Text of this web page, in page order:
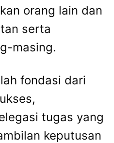
orang lain dan
serta
masing.
fondasi dari
tugas yang
keputusan